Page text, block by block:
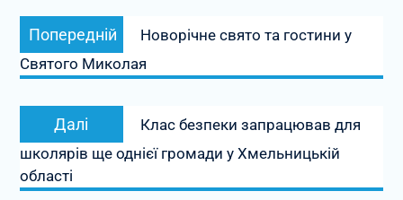
Навігація
записів
Попередній
Попередній
запис:
Новорічне свято та гостини у
Святого Миколая
Далі
Наступний
запис:
Клас безпеки запрацював для
школярів ще однієї громади у Хмельницькій
області